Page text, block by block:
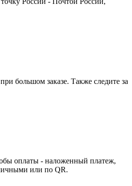
большом заказе. Также следите за
оплаты - наложенный платеж,
или по QR.